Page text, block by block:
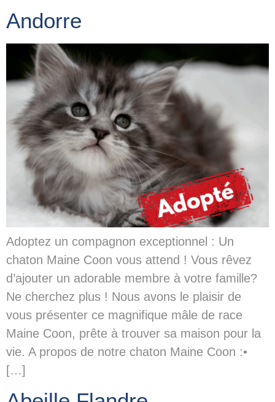
Andorre
Adoptez un compagnon exceptionnel : Un
chaton Maine Coon vous attend ! Vous rêvez
d’ajouter un adorable membre à votre famille?
Ne cherchez plus ! Nous avons le plaisir de
vous présenter ce magnifique mâle de race
Maine Coon, prête à trouver sa maison pour la
vie. A propos de notre chaton Maine Coon :•
[…]